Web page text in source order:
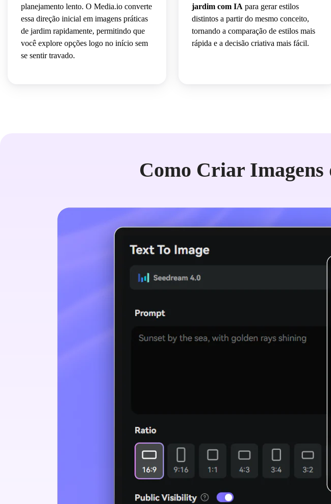
planejamento lento. O Media.io converte
essa direção inicial em imagens práticas
de jardim rapidamente, permitindo que
você explore opções logo no início sem
se sentir travado.
jardim com IA para gerar estilos
distintos a partir do mesmo conceito,
tornando a comparação de estilos mais
rápida e a decisão criativa mais fácil.
Como Criar